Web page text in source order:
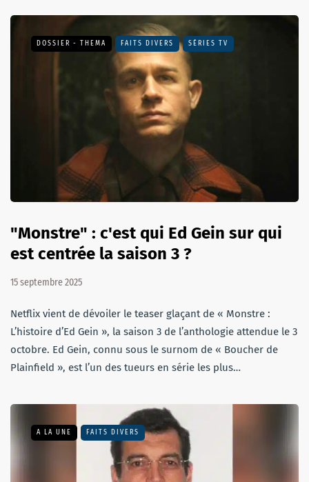
DOSSIER - THEMA FAITS DIVERS SÉRIES TV
"Monstre" : c'est qui Ed Gein sur qui
est centrée la saison 3 ?
15 septembre 2025
Netflix vient de dévoiler le teaser glaçant de « Monstre :
L’histoire d’Ed Gein », la saison 3 de l’anthologie attendue le 3
octobre. Ed Gein, connu sous le surnom de « Boucher de
Plainfield », est l’un des tueurs en série les plus…
A LA UNE FAITS DIVERS